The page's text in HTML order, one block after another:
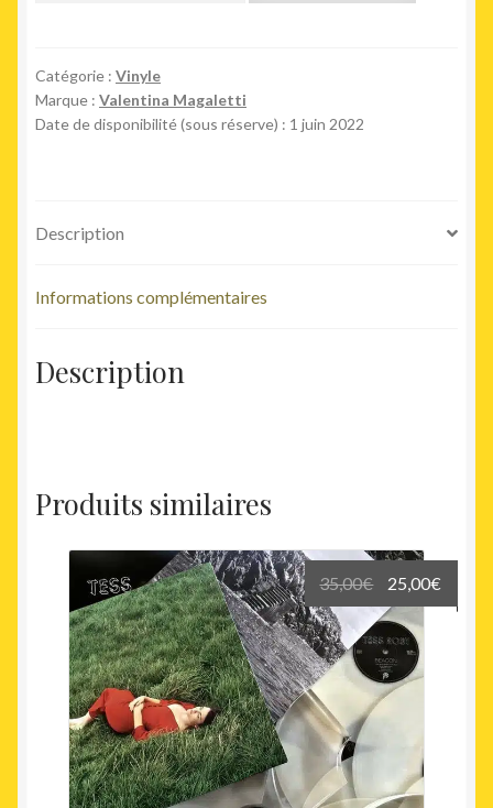
Catégorie : Vinyle
Marque : Valentina Magaletti
Date de disponibilité (sous réserve) : 1 juin 2022
Description
Informations complémentaires
Description
Produits similaires
35,00€
Le
prix
initial
était :
35,00€.
25,00€
prix